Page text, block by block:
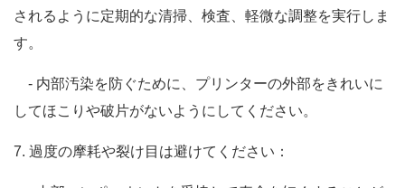
されるように定期的な清掃、検査、軽微な調整を実行しま
す。
- 内部汚染を防ぐために、プリンターの外部をきれいに
してほこりや破片がないようにしてください。
7. 過度の摩耗や裂け目は避けてください：